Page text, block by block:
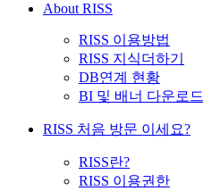
About RISS
RISS 이용방법
RISS 지식더하기
DB연계 현황
BI 및 배너 다운로드
RISS 처음 방문 이세요?
RISS란?
RISS 이용권한